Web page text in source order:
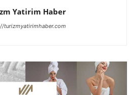
Yatirim Haber
turizmyatirimhaber.com